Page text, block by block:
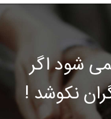
شود اگر
نکوشد !